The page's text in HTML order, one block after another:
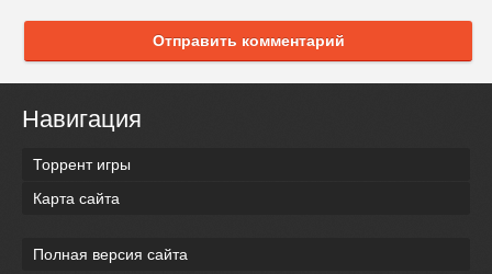
Отправить комментарий
Навигация
Торрент игры
Карта сайта
Полная версия сайта